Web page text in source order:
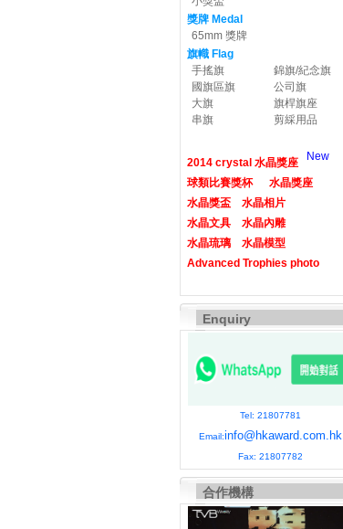
獎牌 Medal
65mm 獎牌
旗幟 Flag
手搖旗
錦旗/紀念旗
國旗區旗
公司旗
大旗
旗桿旗座
串旗
剪綵用品
2014 crystal 水晶獎座 New
球類比賽獎杯
水晶獎座
水晶獎盃
水晶相片
水晶文具
水晶內雕
水晶琉璃
水晶模型
Advanced Trophies photo
Enquiry
Tel: 21807781
Email:info@hkaward.com.hk
Fax: 21807782
合作機構